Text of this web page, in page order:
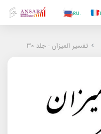
.ES
.IN
تفسیر المیزان - جلد 30